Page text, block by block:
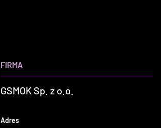
FIRMA
GSMOK Sp. z o.o.
Adres